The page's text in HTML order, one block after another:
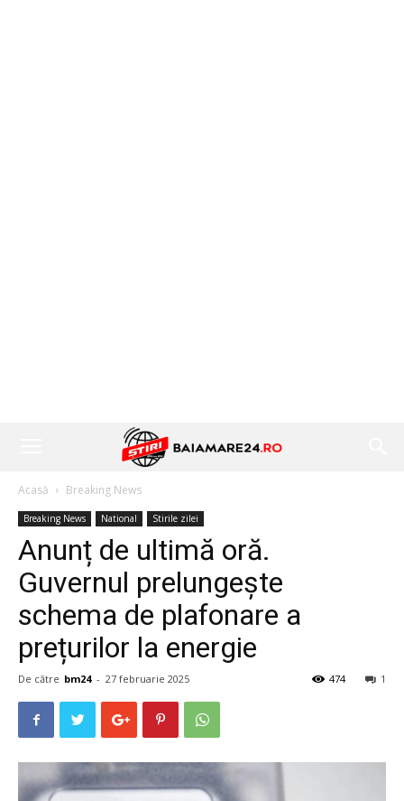
Acasă Breaking News
Breaking News National Stirile zilei
Anunț de ultimă oră.
Guvernul prelungește
schema de plafonare a
prețurilor la energie
De către bm24 - 27 februarie 2025 1
474